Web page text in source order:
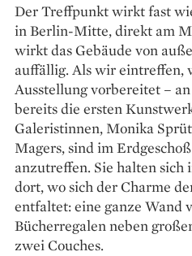
Der Treffpunkt wirkt fast
in Berlin-Mitte, direkt am
wirkt das Gebäude von
auffällig. Als wir eintreffen,
Ausstellung vorbereitet –
bereits die ersten
Galeristinnen, Monika
Magers, sind im
anzutreffen. Sie halten sich
dort, wo sich der Charme
entfaltet: eine ganze Wand
Bücherregalen neben
zwei Couches.